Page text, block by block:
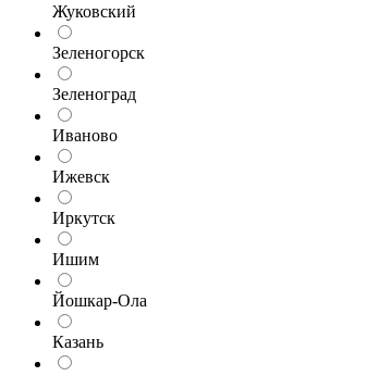
Жуковский
Зеленогорск
Зеленоград
Иваново
Ижевск
Иркутск
Ишим
Йошкар-Ола
Казань